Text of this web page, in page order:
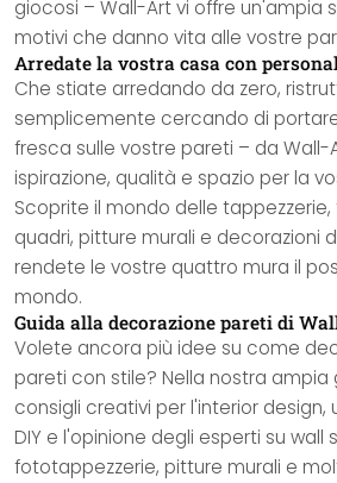
giocosi – Wall-Art vi offre un'ampia
motivi che danno vita alle vostre
Arredate la vostra casa con
Che stiate arredando da zero,
semplicemente cercando di
fresca sulle vostre pareti – da Wall-
ispirazione, qualità e spazio per la
Scoprite il mondo delle
quadri, pitture murali e decorazioni
rendete le vostre quattro mura il
mondo.
Guida alla decorazione pareti di
Volete ancora più idee su come
pareti con stile? Nella nostra
consigli creativi per l'interior design,
DIY e l'opinione degli esperti su wall
fototappezzerie, pitture murali e